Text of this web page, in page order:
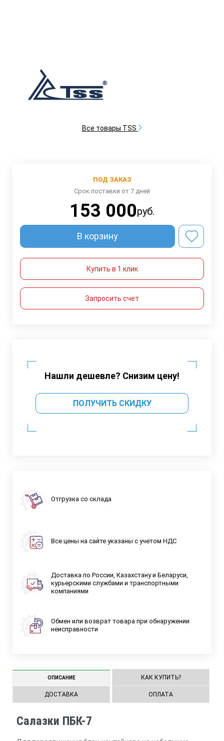
Все товары TSS
ПОД ЗАКАЗ
Срок поставки от 7 дней
153 000руб.
В корзину
Купить в 1 клик
Запросить счет
Нашли дешевле? Снизим цену!
ПОЛУЧИТЬ СКИДКУ
Отгрузка со склада
Все цены на сайте указаны с учетом НДС
Доставка по России, Казахстану и Беларуси,
курьерскими службами и транспортными
компаниями
Обмен или возврат товара при обнаружении
неисправности
ОПИСАНИЕ КАК КУПИТЬ?
ДОСТАВКА ОПЛАТА
Салазки ПБК-7